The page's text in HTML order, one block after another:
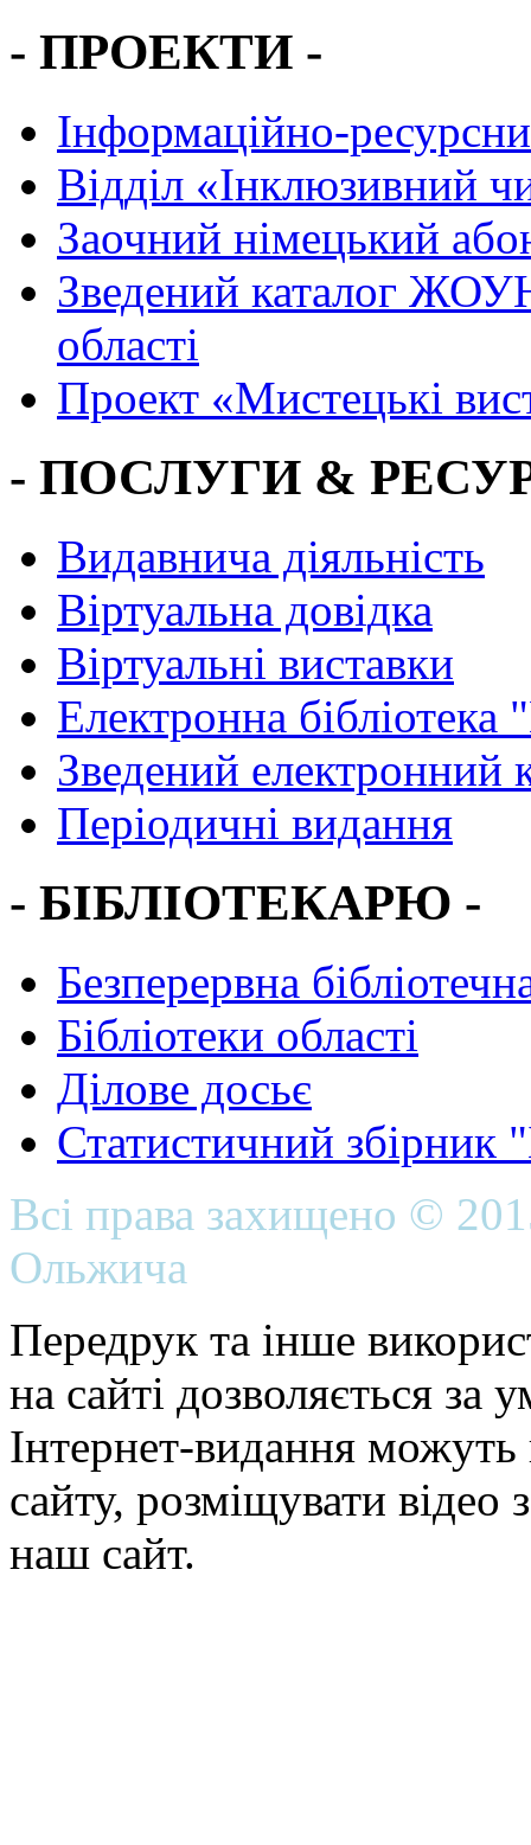
- ПРОЕКТИ -
Інформаційно-
Вiддiл «Інклюзивний
Заочний німецький
Зведений каталог
області
Проект «Мистецькі
- ПОСЛУГИ &
Видавнича діяльність
Віртуальна довідка
Віртуальні виставки
Електронна
Зведений електронний
Періодичні видання
- БІБЛІОТЕКАРЮ -
Безперервна
Бібліотеки області
Ділове досьє
Статистичний
Всі права захищено ©
Ольжича
Передрук та інше
на сайті дозволяється
Інтернет-видання можуть
сайту, розміщувати відео
наш сайт.